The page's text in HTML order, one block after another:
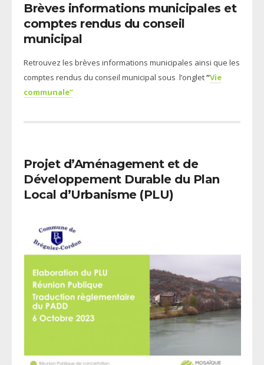
Brèves informations municipales et
comptes rendus du conseil
municipal
Retrouvez les brèves informations municipales ainsi que les
comptes rendus du conseil municipal sous l’onglet“Vie
communale”
Projet d’Aménagement et de
Développement Durable du Plan
Local d’Urbanisme (PLU)